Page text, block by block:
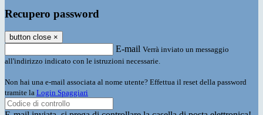
Recupero password
button close ×
E-mail Verrà inviato un messaggio
all'indirizzo indicato con le istruzioni necessarie.
Non hai una e-mail associata al nome utente? Effettua il reset della password
tramite la Login Spaggiari